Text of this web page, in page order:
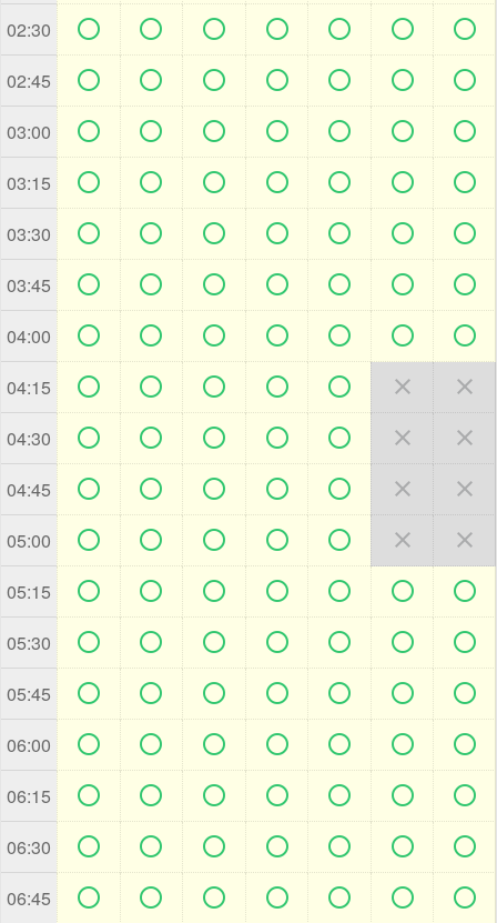
02:30       
02:45       
03:00       
03:15       
03:30       
03:45       
04:00       
04:15       
04:30       
04:45       
05:00       
05:15       
05:30       
05:45       
06:00       
06:15       
06:30       
06:45       